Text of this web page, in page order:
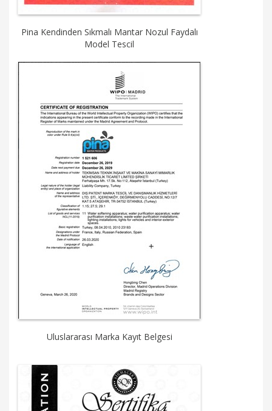
Pina Kendinden Sıkmalı Mantar Nozul Faydalı
Model Tescil
Uluslararası Marka Kayıt Belgesi